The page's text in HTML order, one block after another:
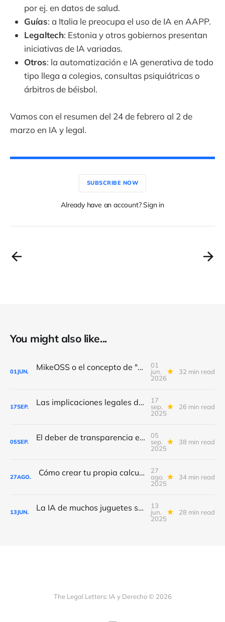
por ej. en datos de salud.
Guías: a Italia le preocupa el uso de IA en AAPP.
Legaltech: Estonia y otros gobiernos presentan
iniciativas de IA variadas.
Otros: la automatización e IA generativa de todo
tipo llega a colegios, consultas psiquiátricas o
árbitros de béisbol.
Vamos con el resumen del 24 de febrero al 2 de
marzo en IA y legal.
SUBSCRIBE NOW
Already have an account? Sign in
You might also like...
01JUN. MikeOSS o el concepto de "Legal Quant"
01
jun.
2026
32 min read
17SEP. Las implicaciones legales de los “gimnasios de IA”
17
sep.
2025
26 min read
05SEP. El deber de transparencia en IA: Europa Vs China
05
sep.
2025
38 min read
27AGO. Cómo crear tu propia calculadora de plazos con IA
27
ago.
2025
34 min read
13JUN. La IA de muchos juguetes será de alto riesgo, según nuevo reglamento UE
13
jun.
2025
28 min read
The Legal Letters: IA y Derecho © 2026